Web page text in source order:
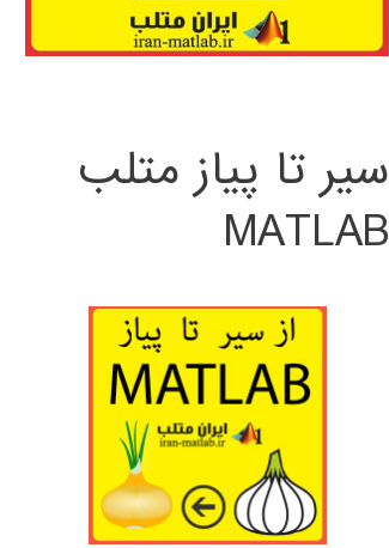
سیر تا پیاز متلب
MATLAB